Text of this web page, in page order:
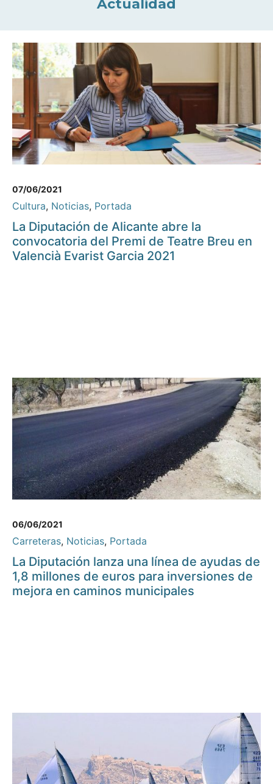
Actualidad
07/06/2021
Cultura, Noticias, Portada
La Diputación de Alicante abre la
convocatoria del Premi de Teatre Breu en
Valencià Evarist Garcia 2021
06/06/2021
Carreteras, Noticias, Portada
La Diputación lanza una línea de ayudas de
1,8 millones de euros para inversiones de
mejora en caminos municipales